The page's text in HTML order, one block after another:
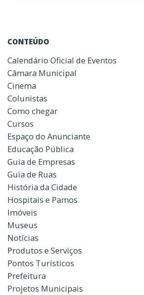
CONTEÚDO
Calendário Oficial de Eventos
Câmara Municipal
Cinema
Colunistas
Como chegar
Cursos
Espaço do Anunciante
Educação Pública
Guia de Empresas
Guia de Ruas
História da Cidade
Hospitais e Pamos
Imóveis
Museus
Notícias
Produtos e Serviços
Pontos Turísticos
Prefeitura
Projetos Municipais